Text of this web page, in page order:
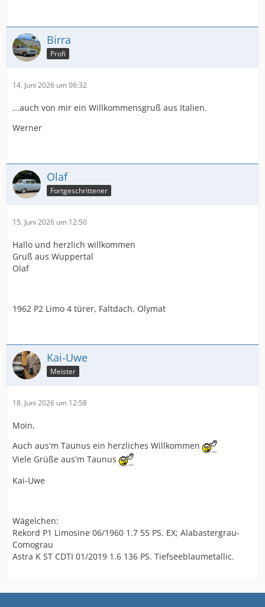
Birra
Profi
14. Juni 2026 um 06:32
...auch von mir ein Willkommensgruß aus Italien.
Werner
Olaf
Fortgeschrittener
15. Juni 2026 um 12:50
Hallo und herzlich willkommen
Gruß aus Wuppertal
Olaf
1962 P2 Limo 4 türer, Faltdach, Olymat
Kai-Uwe
Meister
18. Juni 2026 um 12:58
Moin,
Auch aus'm Taunus ein herzliches Willkommen
Viele Grüße aus'm Taunus
Kai-Uwe
Wägelchen:
Rekord P1 Limosine 06/1960 1.7 55 PS. EX; Alabastergrau-
Comograu
Astra K ST CDTI 01/2019 1.6 136 PS. Tiefseeblaumetallic.